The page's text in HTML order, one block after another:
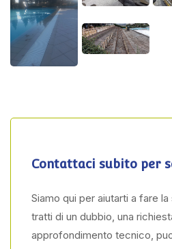
Contattaci subito per
Siamo qui per aiutarti a fare
tratti di un dubbio, una
approfondimento tecnico,